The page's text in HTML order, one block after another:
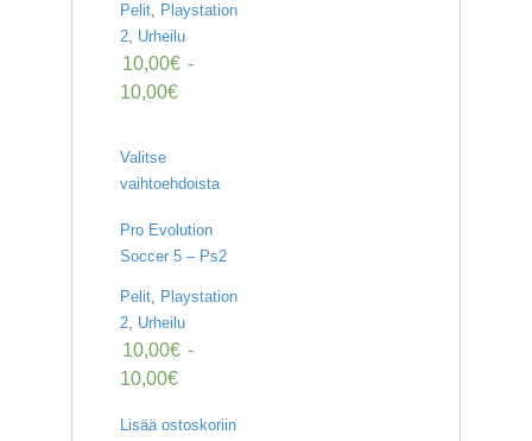
Pelit, Playstation
2, Urheilu
10,00€ -
10,00€
Valitse
vaihtoehdoista
Pro Evolution
Soccer 5 – Ps2
Pelit, Playstation
2, Urheilu
10,00€ -
10,00€
Lisää ostoskoriin